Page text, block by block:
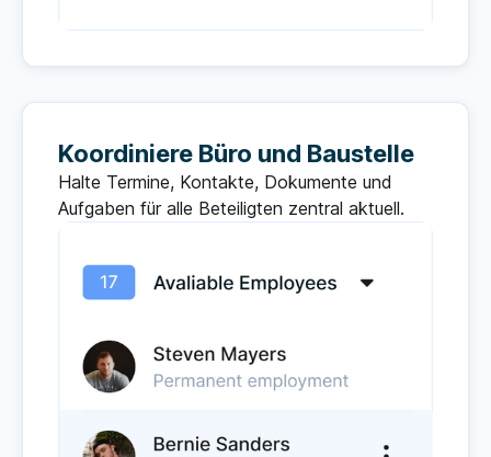
Koordiniere Büro und Baustelle
Halte Termine, Kontakte, Dokumente und
Aufgaben für alle Beteiligten zentral aktuell.